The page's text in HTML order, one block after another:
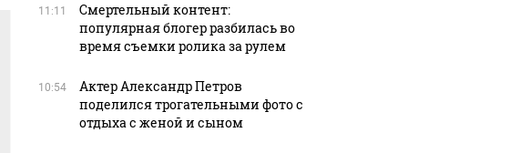
11:11
Смертельный контент:
популярная блогер разбилась во
время съемки ролика за рулем
10:54
Актер Александр Петров
поделился трогательными фото с
отдыха с женой и сыном